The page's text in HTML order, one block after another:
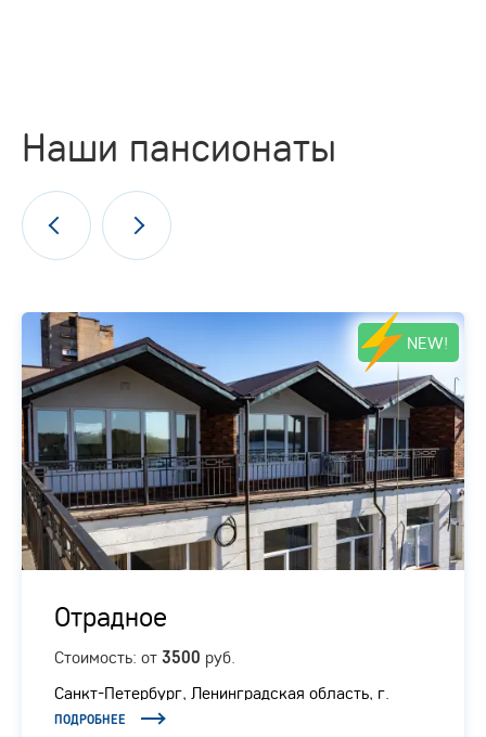
Наши пансионаты
NEW!
Отрадное
Стоимость: от 3500 руб.
Санкт-Петербург, Ленинградская область, г.
Отрадное, Ленинградское шоссе, 1/1
ПОДРОБНЕЕ